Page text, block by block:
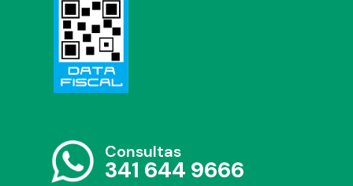
Consultas
341 644 9666